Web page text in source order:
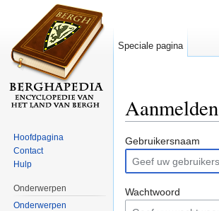
Aanmelden
Gebruikersnaam
Wachtwoord
Speciale pagina
Hoofdpagina
Contact
Hulp
Onderwerpen
Onderwerpen